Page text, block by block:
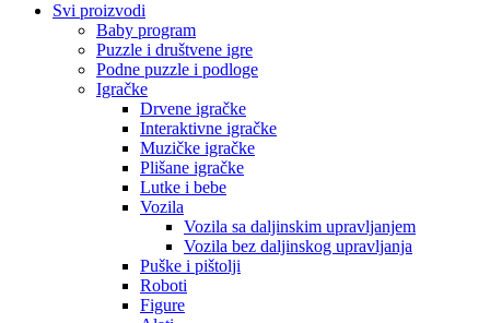
Svi proizvodi
Baby program
Puzzle i društvene igre
Podne puzzle i podloge
Igračke
Drvene igračke
Interaktivne igračke
Muzičke igračke
Plišane igračke
Lutke i bebe
Vozila
Vozila sa daljinskim upravljanjem
Vozila bez daljinskog upravljanja
Puške i pištolji
Roboti
Figure